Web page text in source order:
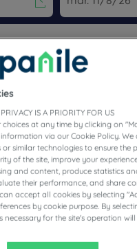
interact with the calendar
Navigate
Rechercher
vos loisirs vous emmènent en
vos valises dans l'un de nos
IS A PRIORITY FOR US
choices at any time by clicking on
via our Cookie Policy.
or similar technologies to ensure the
of the site, improve your
and content, produce statistics
their performance, and share
accept all cookies by selecting
by cookie purpose. By
necessary for the site's operation